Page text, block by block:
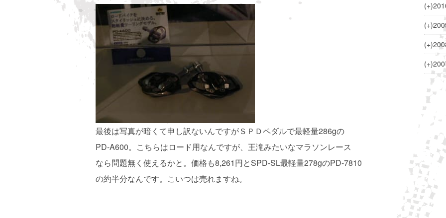
最後は写真が暗くて申し訳ないんですがＳＰＤペダルで最軽量286gの
PD-A600。こちらはロード用なんですが、王滝みたいなマラソンレース
なら問題無く使えるかと。価格も8,261円とSPD-SL最軽量278gのPD-7810
の約半分なんです。こいつは売れますね。
(+)
(+)
(+)
(+)